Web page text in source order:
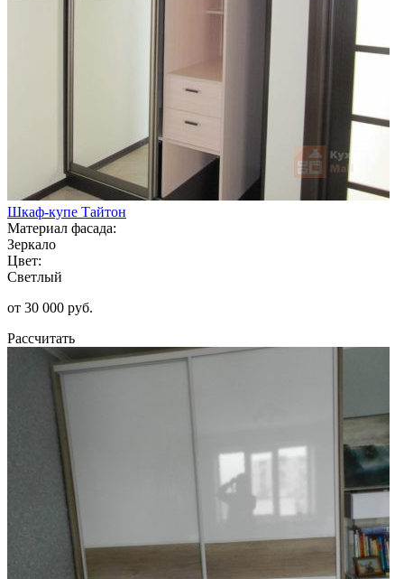
Шкаф-купе Тайтон
Материал фасада:
Зеркало
Цвет:
Светлый
от 30 000 руб.
Рассчитать